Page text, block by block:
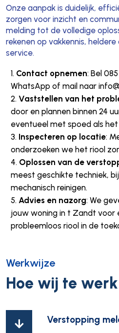
Onze aanpak is duidelijk,
zorgen voor inzicht en
melding tot de volledige
rekenen op vakkennis,
service.
Contact opnemen: Bel
WhatsApp of mail naar
Vaststellen van het
door en plannen binnen 24
eventueel met spoed als het
Inspecteren op locatie:
onderzoeken we het riool
Oplossen van de
meest geschikte techniek,
mechanisch reinigen.
Advies en nazorg: We
jouw woning in t Zandt voor
probleemloos riool in de
Werkwijze
Hoe wij te
 Verstopping